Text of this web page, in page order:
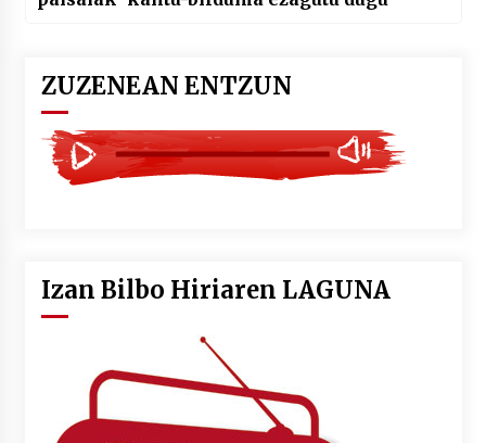
ZUZENEAN ENTZUN
Izan Bilbo Hiriaren LAGUNA